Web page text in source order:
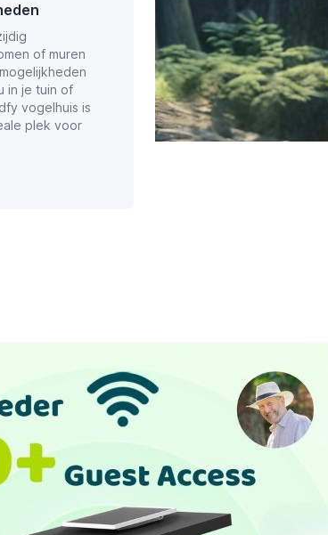
of muren
in je tuin of
vogelhuis is
plek voor